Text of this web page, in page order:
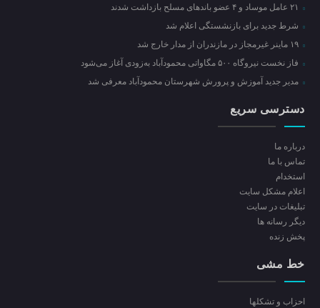
شرط جدید برای بازنشستگی اعلام شد
۱۹ ماینر غیرمجاز در مازندران از مدار خارج شد
فاز نخست نیروگاه ۵۰۰ مگاواتی محمودآباد به‌زودی آغاز می‌شود
مدیر جدید آموزش و پرورش شهرستان محمودآباد معرفی شد
دسترسی سریع
درباره ما
تماس با ما
استخدام
اعلام مشکل سایت
تبلیغات در سایت
ديگر رسانه ها
پخش زنده
خط مشی
احزاب و تشکلها